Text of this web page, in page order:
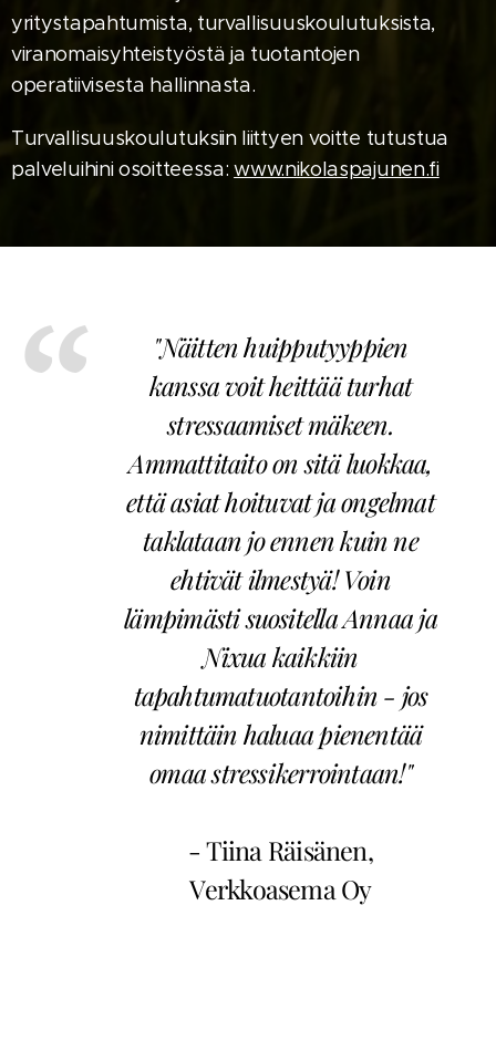
yritystapahtumista, turvallisuuskoulutuksista,
viranomaisyhteistyöstä ja tuotantojen
operatiivisesta hallinnasta.
Turvallisuuskoulutuksiin liittyen voitte tutustua
palveluihini osoitteessa:www.nikolaspajunen.fi
"Näitten huipputyyppien
kanssa voit heittää turhat
stressaamiset mäkeen.
Ammattitaito on sitä luokkaa,
että asiat hoituvat ja ongelmat
taklataan jo ennen kuin ne
ehtivät ilmestyä! Voin
lämpimästi suositella Annaa ja
Nixua kaikkiin
tapahtumatuotantoihin - jos
nimittäin haluaa pienentää
omaa stressikerrointaan!"
- Tiina Räisänen,
Verkkoasema Oy